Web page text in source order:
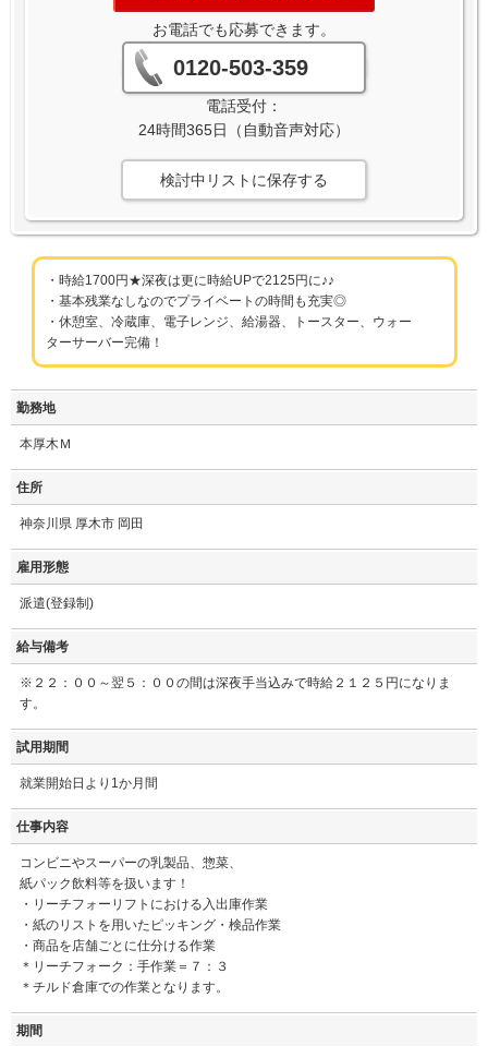
お電話でも応募できます。
0120-503-359
電話受付：
24時間365日（自動音声対応）
検討中リストに保存する
・時給1700円★深夜は更に時給UPで2125円に♪♪
・基本残業なしなのでプライベートの時間も充実◎
・休憩室、冷蔵庫、電子レンジ、給湯器、トースター、ウォー
ターサーバー完備！
勤務地
本厚木Ｍ
住所
神奈川県 厚木市 岡田
雇用形態
派遣(登録制)
給与備考
※２２：００～翌５：００の間は深夜手当込みで時給２１２５円になりま
す。
試用期間
就業開始日より1か月間
仕事内容
コンビニやスーパーの乳製品、惣菜、
紙パック飲料等を扱います！
・リーチフォーリフトにおける入出庫作業
・紙のリストを用いたピッキング・検品作業
・商品を店舗ごとに仕分ける作業
＊リーチフォーク：手作業＝７：３
＊チルド倉庫での作業となります。
期間